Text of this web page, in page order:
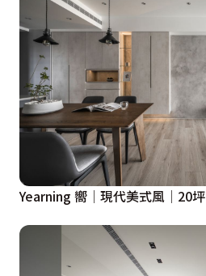
Yearning 嚮│現代美式風│20坪